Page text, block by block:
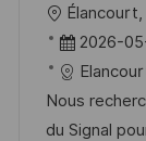
U
b
c
a
Élancourt,
F
e
c
h
2026-
Nous
du Signal